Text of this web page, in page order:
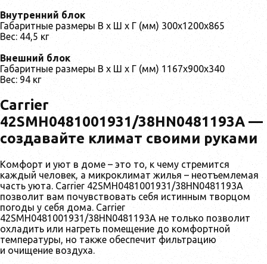
Внутренний блок
Габаритные размеры В х Ш х Г (мм) 300х1200х865
Вес: 44,5 кг
Внешний блок
Габаритные размеры В х Ш х Г (мм) 1167х900х340
Вес: 94 кг
Carrier
42SMH0481001931/38HN0481193A —
cоздавайте климат своими руками
Комфорт и уют в доме – это то, к чему стремится
каждый человек, а микроклимат жилья – неотъемлемая
часть уюта. Carrier 42SMH0481001931/38HN0481193A
позволит вам почувствовать себя истинным творцом
погоды у себя дома. Carrier
42SMH0481001931/38HN0481193A не только позволит
охладить или нагреть помещение до комфортной
температуры, но также обеспечит фильтрацию
и очищение воздуха.